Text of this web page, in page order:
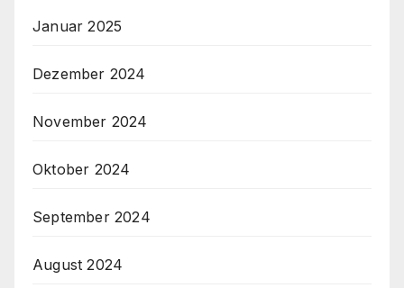
Januar 2025
Dezember 2024
November 2024
Oktober 2024
September 2024
August 2024